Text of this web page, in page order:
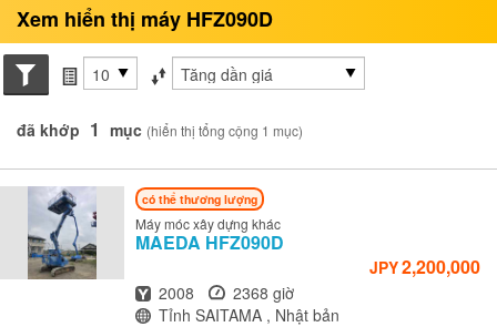
Xem hiển thị máy HFZ090D
Search conditions
các mục mỗi trang
Sắp xếp theo
đã khớp 1 mục (hiển thị tổng cộng 1 mục)
có thể thương lượng
Máy móc xây dựng khác
MAEDA HFZ090D
JPY2,200,000
Năm
2008 Giờ
2368 giờ
Địa điểm
Tỉnh SAITAMA , Nhật bản